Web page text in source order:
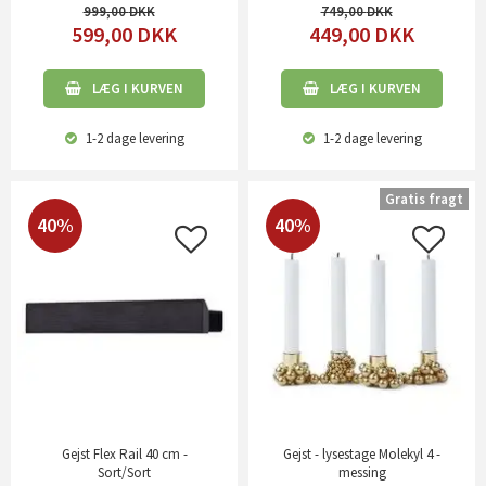
999,00
599,00 DKK
LÆG I KURVEN
1-2 dagelevering
749,00
449,00 DKK
LÆG I KURVEN
1-2 dagelevering
40%
Gejst Flex Rail 40 cm -
Sort/Sort
40%
Gejst - lysestage Molekyl 4 -
messing
Gratis fragt